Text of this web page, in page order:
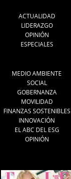
ACTUALIDAD
LIDERAZGO
OPINIÓN
ESPECIALES
MEDIO AMBIENTE
SOCIAL
GOBERNANZA
MOVILIDAD
FINANZAS SOSTENIBLES
INNOVACIÓN
EL ABC DEL ESG
OPINIÓN